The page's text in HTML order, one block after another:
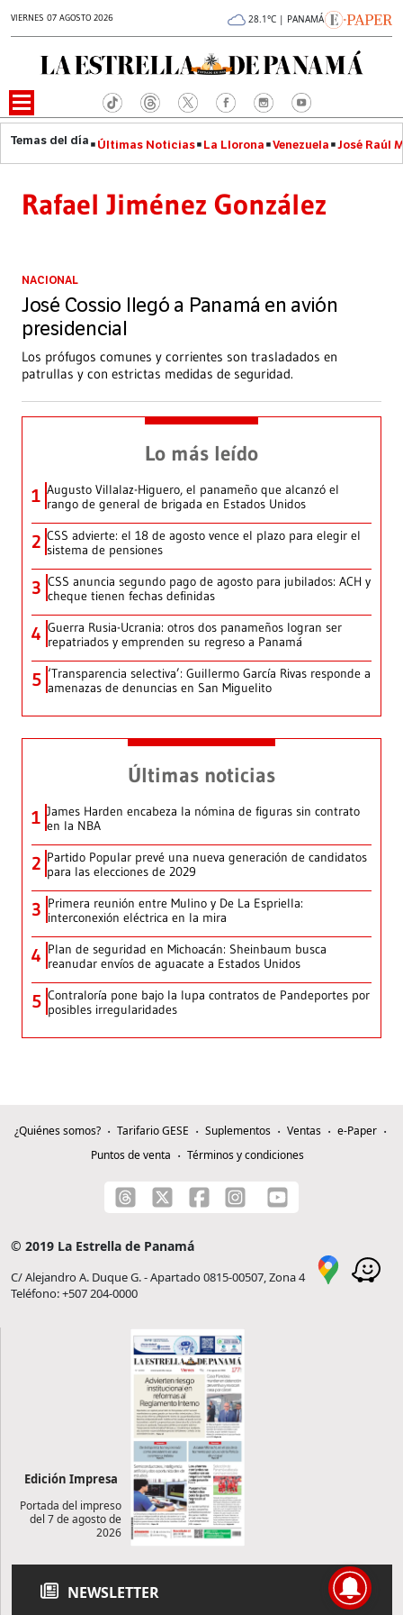
VIERNES 07 AGOSTO 2026 28.1°C | PANAMÁ
Últimas Noticias La Llorona Venezuela José Raúl
Rafael Jiménez González
NACIONAL
José Cossio llegó a Panamá en avión
presidencial
Los prófugos comunes y corrientes son trasladados en
patrullas y con estrictas medidas de seguridad.
Lo más leído
1 Augusto Villalaz-Higuero, el panameño que alcanzó el
rango de general de brigada en Estados Unidos
2 CSS advierte: el 18 de agosto vence el plazo para elegir el
sistema de pensiones
3 CSS anuncia segundo pago de agosto para jubilados: ACH y
cheque tienen fechas definidas
4 Guerra Rusia-Ucrania: otros dos panameños logran ser
repatriados y emprenden su regreso a Panamá
5 ‘Transparencia selectiva’: Guillermo García Rivas responde a
amenazas de denuncias en San Miguelito
Últimas noticias
1 James Harden encabeza la nómina de figuras sin contrato
en la NBA
2 Partido Popular prevé una nueva generación de candidatos
para las elecciones de 2029
3 Primera reunión entre Mulino y De La Espriella:
interconexión eléctrica en la mira
4 Plan de seguridad en Michoacán: Sheinbaum busca
reanudar envíos de aguacate a Estados Unidos
5 Contraloría pone bajo la lupa contratos de Pandeportes por
posibles irregularidades
¿Quiénes somos? Tarifario GESE Suplementos Ventas
e-Paper
Puntos de venta
Términos y condiciones
© 2019 La Estrella de Panamá
C/ Alejandro A. Duque G. - Apartado 0815-00507, Zona 4
Teléfono: +507 204-0000
Edición Impresa
Portada del impreso
del 7 de agosto de
2026
NEWSLETTER